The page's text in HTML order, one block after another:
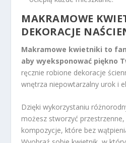
MAKRAMOWE
DEKORACJE
Makramowe kwietniki to
aby wyeksponować piękno
ręcznie robione dekoracje
wnętrza niepowtarzalny urok i
Dzięki wykorzystaniu
możesz stworzyć
kompozycje, które bez